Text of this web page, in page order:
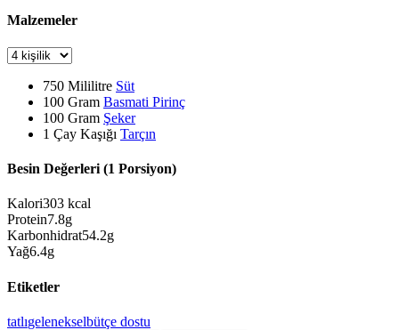
Malzemeler
750 Mililitre Süt
100 Gram Basmati Pirinç
100 Gram Şeker
1 Çay Kaşığı Tarçın
Besin Değerleri (1 Porsiyon)
Kalori303 kcal
Protein7.8g
Karbonhidrat54.2g
Yağ6.4g
Etiketler
tatlıgelenekselbütçe dostu